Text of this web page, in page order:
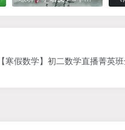
【寒假数学】初二数学直播菁英